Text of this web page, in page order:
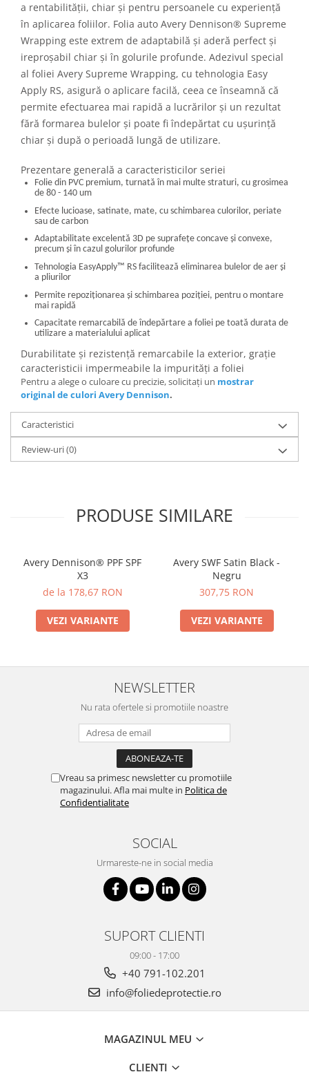
a rentabilității, chiar și pentru persoanele cu experiență
în aplicarea foliilor. Folia auto Avery Dennison® Supreme
Wrapping este extrem de adaptabilă și aderă perfect și
ireproșabil chiar și în golurile profunde. Adezivul special
al foliei Avery Supreme Wrapping, cu tehnologia Easy
Apply RS, asigură o aplicare facilă, ceea ce înseamnă că
permite efectuarea mai rapidă a lucrărilor și un rezultat
fără formarea bulelor și poate fi îndepărtat cu ușurință
chiar și după o perioadă lungă de utilizare.
Prezentare generală a caracteristicilor seriei
Folie din PVC premium, turnată în mai multe straturi, cu grosimea
de 80 - 140 um
Efecte lucioase, satinate, mate, cu schimbarea culorilor, periate
sau de carbon
Adaptabilitate excelentă 3D pe suprafețe concave și convexe,
precum și în cazul golurilor profunde
Tehnologia EasyApply™ RS facilitează eliminarea bulelor de aer și
a pliurilor
Permite repoziționarea și schimbarea poziției, pentru o montare
mai rapidă
Capacitate remarcabilă de îndepărtare a foliei pe toată durata de
utilizare a materialului aplicat
Durabilitate și rezistență remarcabile la exterior, grație
caracteristicii impermeabile la impurități a foliei
Pentru a alege o culoare cu precizie, solicitați un mostrar
original de culori Avery Dennison.
Caracteristici
Review-uri(0)
PRODUSE SIMILARE
Avery Dennison® PPF SPF
X3
de la 178,67 RON
VEZI VARIANTE
Avery SWF Satin Black -
Negru
307,75 RON
VEZI VARIANTE
NEWSLETTER
Nu rata ofertele si promotiile noastre
Vreau sa primesc newsletter cu promotiile
magazinului. Afla mai multe in Politica de
Confidentialitate
SOCIAL
Urmareste-ne in social media
SUPORT CLIENTI
09:00 - 17:00
+40 791-102.201
info@foliedeprotectie.ro
MAGAZINUL MEU
CLIENTI